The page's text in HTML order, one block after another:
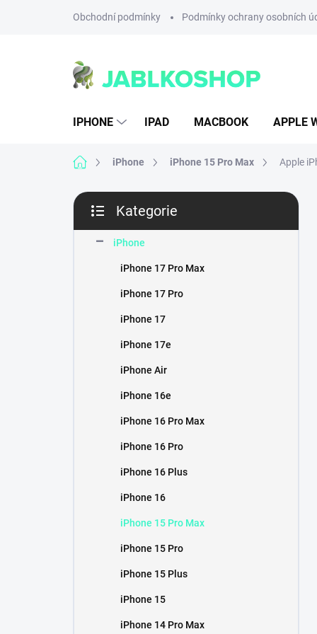
Obchodní podmínky Podmínky ochrany osobních
IPHONE IPAD MACBOOK APPLE
Domů iPhone iPhone 15 Pro Max Apple
P
s
kategorie
Kategorie
iPhone
iPhone 17 Pro Max
iPhone 17 Pro
iPhone 17
iPhone 17e
iPhone Air
iPhone 16e
iPhone 16 Pro Max
iPhone 16 Pro
iPhone 16 Plus
iPhone 16
iPhone 15 Pro Max
iPhone 15 Pro
iPhone 15 Plus
iPhone 15
iPhone 14 Pro Max